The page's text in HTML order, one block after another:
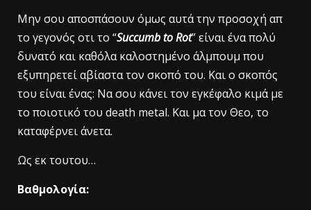
Μην σου αποσπάσουν όμως αυτά την προσοχή απ
το γεγονός οτι το “Succumb to Rot” είναι ένα πολύ
δυνατό και καθόλα καλοστημένο άλμπουμ που
εξυπηρετεί αβίαστα τον σκοπό του. Και ο σκοπός
του είναι ένας: Να σου κάνει τον εγκέφαλο κιμά με
το ποιοτικό του death metal. Kαι μα τον Θεο, το
καταφέρνει άνετα.
Ως εκ τουτου…
Βαθμολογία: